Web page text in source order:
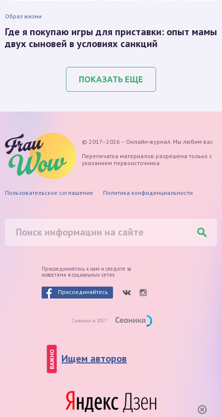
Образ жизни
Где я покупаю игры для приставки: опыт мамы
двух сыновей в условиях санкций
ПОКАЗАТЬ ЕЩЕ
© 2017–2026 – Онлайн-журнал. Мы любим вас
Перепечатка материалов разрешена только с
указанием первоисточника
Пользовательское соглашение Политика конфиденциальности
Присоединяйтесь к нам и следите за
новостями в социальных сетях
Присоединяйтесь
Сделано в 2017
ВАЖНО Ищем авторов